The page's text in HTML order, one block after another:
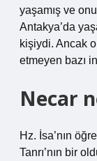
yaşamış ve
Antakya’da
kişiydi. Ancak
etmeyen bazı
Necar
Hz. İsa’nın
Tanrı’nın bir